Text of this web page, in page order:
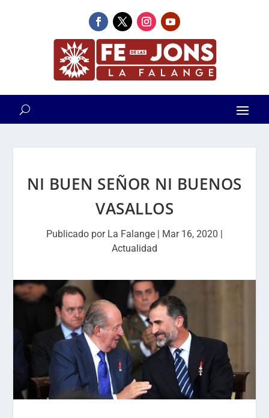
NI BUEN SEÑOR NI BUENOS
VASALLOS
Publicado por La Falange | Mar 16, 2020 |
Actualidad